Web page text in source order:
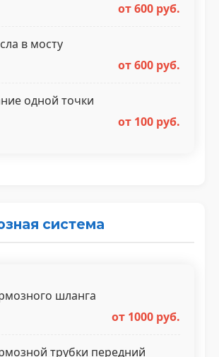
от 600 руб.
в мосту
от 600 руб.
одной точки
от 100 руб.
система
шланга
от 1000 руб.
трубки передний